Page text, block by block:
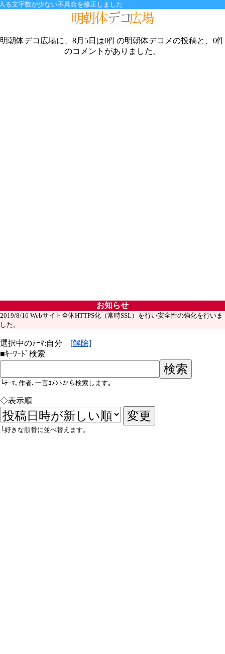
字数が少ない不具合を修正しました
明朝体デコ広場に、8月5日は0件の明朝体デコメの投稿と、0件
のコメントがありました。
お知らせ
2019/8/16 Webサイト全体HTTPS化（常時SSL）を行い安全性の強化を行いま
した。
選択中のﾃｰﾏ:自分 [解除]
■ｷｰﾜｰﾄﾞ検索
└ﾃｰﾏ､作者､一言ｺﾒﾝﾄから検索します｡
◇表示順
└好きな順番に並べ替えます。